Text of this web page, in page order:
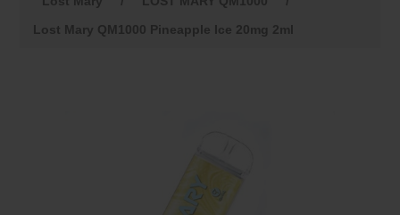
Lost Mary QM1000 Pineapple Ice 20mg 2ml